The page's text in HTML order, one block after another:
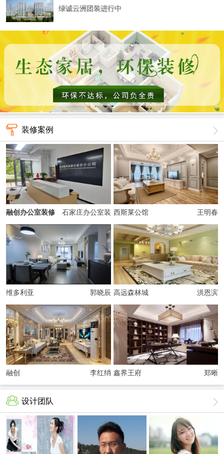
绿诚云洲团装进行中
装修案例
融创办公室装修
石家庄办公室装
修、经理室装修
西斯莱公馆 王明春
维多利亚 郭晓辰 高远森林城 洪恩滨
融创 李红绡 鑫界王府 郑晰
设计团队